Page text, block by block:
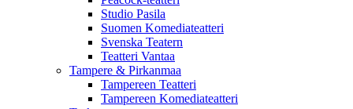
Studio Pasila
Suomen Komediateatteri
Svenska Teatern
Teatteri Vantaa
Tampere & Pirkanmaa
Tampereen Teatteri
Tampereen Komediateatteri